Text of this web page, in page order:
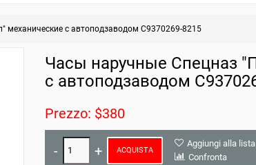
механические с автоподзаводом С9370269-8215
Часы наручные Спецназ
с автоподзаводом
Prezzo: $380
ACQUISTA
Aggiungi alla
Confronta